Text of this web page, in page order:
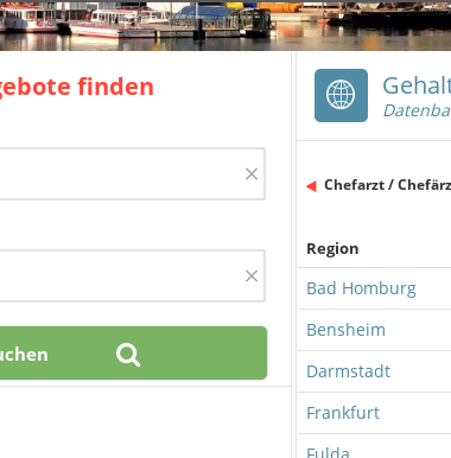
Chefarzt /
Region
Bad Homburg
Bensheim
Darmstadt
Frankfurt
finden
×
×